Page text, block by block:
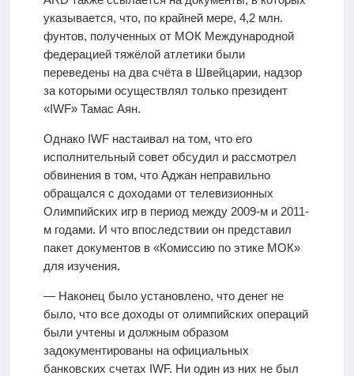
указывается, что, по крайней мере, 4,2 млн.
фунтов, полученных от МОК Международной
федерацией тяжёлой атлетики были
переведены на два счёта в Швейцарии, надзор
за которыми осуществлял только президент
«IWF» Тамас Аян.
Однако IWF настаивал на том, что его
исполнительный совет обсудил и рассмотрел
обвинения в том, что Аджан неправильно
обращался с доходами от телевизионных
Олимпийских игр в период между 2009-м и 2011-
м годами. И что впоследствии он представил
пакет документов в «Комиссию по этике МОК»
для изучения.
— Наконец было установлено, что денег не
было, что все доходы от олимпийских операций
были учтены и должным образом
задокументированы на официальных
банковских счетах IWF. Ни один из них не был